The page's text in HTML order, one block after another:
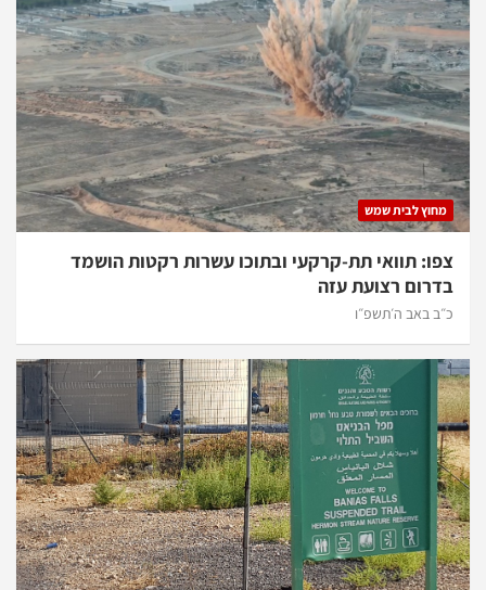
מחוץ לבית שמש
צפו: תוואי תת-קרקעי ובתוכו עשרות רקטות הושמד
בדרום רצועת עזה
כ״ב באב ה׳תשפ״ו